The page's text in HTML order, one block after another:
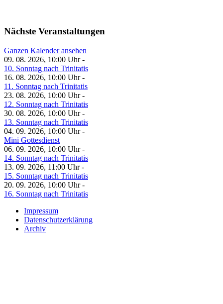
Nächste Veranstaltungen
Ganzen Kalender ansehen
09. 08. 2026, 10:00 Uhr -
10. Sonntag nach Trinitatis
16. 08. 2026, 10:00 Uhr -
11. Sonntag nach Trinitatis
23. 08. 2026, 10:00 Uhr -
12. Sonntag nach Trinitatis
30. 08. 2026, 10:00 Uhr -
13. Sonntag nach Trinitatis
04. 09. 2026, 10:00 Uhr -
Mini Gottesdienst
06. 09. 2026, 10:00 Uhr -
14. Sonntag nach Trinitatis
13. 09. 2026, 11:00 Uhr -
15. Sonntag nach Trinitatis
20. 09. 2026, 10:00 Uhr -
16. Sonntag nach Trinitatis
Impressum
Datenschutzerklärung
Archiv